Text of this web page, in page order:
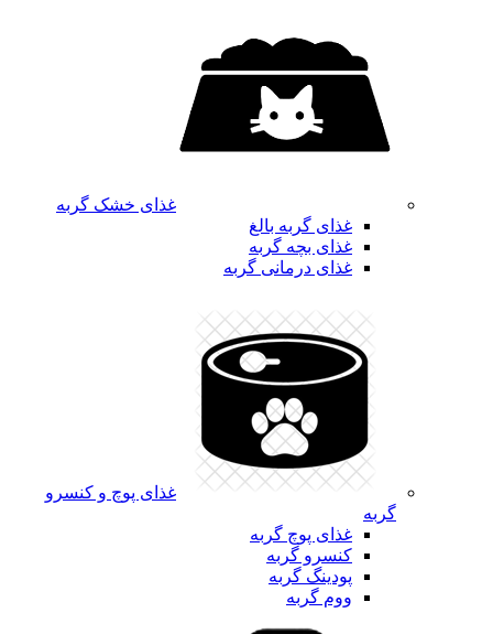
غذای خشک گربه
غذای گربه بالغ
غذای بچه گربه
غذای درمانی گربه
غذای پوچ و کنسرو
گربه
غذای پوچ گربه
کنسرو گربه
پودینگ گربه
ووم گربه